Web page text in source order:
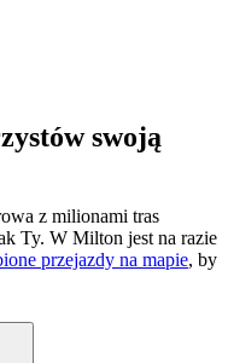
swoją
z milionami tras
Ty. W Milton jest na razie
przejazdy na mapie, by